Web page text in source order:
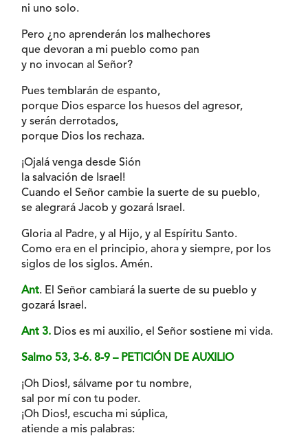
ni uno solo.
Pero ¿no aprenderán los malhechores
que devoran a mi pueblo como pan
y no invocan al Señor?
Pues temblarán de espanto,
porque Dios esparce los huesos del agresor,
y serán derrotados,
porque Dios los rechaza.
¡Ojalá venga desde Sión
la salvación de Israel!
Cuando el Señor cambie la suerte de su pueblo,
se alegrará Jacob y gozará Israel.
Gloria al Padre, y al Hijo, y al Espíritu Santo.
Como era en el principio, ahora y siempre, por los
siglos de los siglos. Amén.
Ant. El Señor cambiará la suerte de su pueblo y
gozará Israel.
Ant 3. Dios es mi auxilio, el Señor sostiene mi vida.
Salmo 53, 3-6. 8-9 – PETICIÓN DE AUXILIO
¡Oh Dios!, sálvame por tu nombre,
sal por mí con tu poder.
¡Oh Dios!, escucha mi súplica,
atiende a mis palabras: